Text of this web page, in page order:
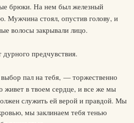
брюки. На нем был железный
Мужчина стоял, опустив голову, и
волосы закрывали лицо.
предчувствия.
пал на тебя, — торжественно
в твоем сердце, и все же мы
служить ей верой и правдой. Мы
мы заклинаем тебя тенью